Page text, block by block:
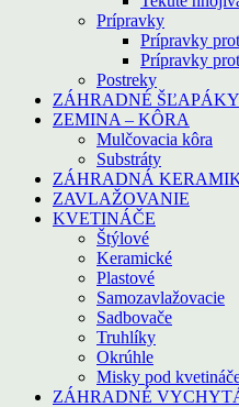
Prípravky
Prípravky
Prípravky
Postreky
ZÁHRADNÉ ŠĽAPÁKY
ZEMINA – KÔRA
Mulčovacia kôra
Substráty
ZÁHRADNÁ
ZAVLAŽOVANIE
KVETINÁČE
Štýlové
Keramické
Plastové
Samozavlažovacie
Sadbovače
Truhlíky
Okrúhle
Misky pod
ZÁHRADNÉ